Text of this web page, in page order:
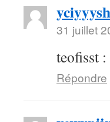
yciyyysh
31 juillet
teofisst :
Répondre